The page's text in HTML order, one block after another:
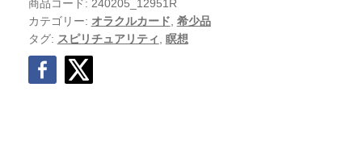
商品コード: 240205_12951R
カテゴリー: オラクルカード, 希少品
タグ: スピリチュアリティ, 瞑想